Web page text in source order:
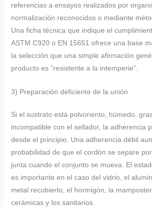
referencias a ensayos realizados por
normalización reconocidos o mediante
Una ficha técnica que indique el
ASTM C920 o EN 15651 ofrece una base
la selección que una simple afirmación
producto es “resistente a la intemperie”.
3) Preparación deficiente de la unión
Si el sustrato está polvoriento, húmedo,
incompatible con el sellador, la adherencia
desde el principio. Una adherencia débil
probabilidad de que el cordón se separe
junta cuando el conjunto se mueva. El
es importante en el caso del vidrio, el
metal recubierto, el hormigón, la
cerámicas y los sanitarios.